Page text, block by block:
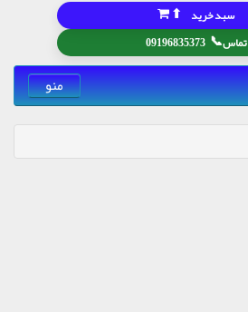
تماس📞
09196835373
سبد خرید ⬆
منو